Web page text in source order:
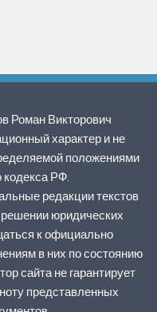
Роман Викторович
характер и не
положениями
кодекса РФ.
редакции текстов
юридических
к официально
в них по состоянию
сайта не гарантирует
представленных